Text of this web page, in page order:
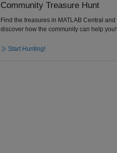
Community Treasure Hunt
Find the treasures in MATLAB Central and
discover how the community can help you!
Start Hunting!